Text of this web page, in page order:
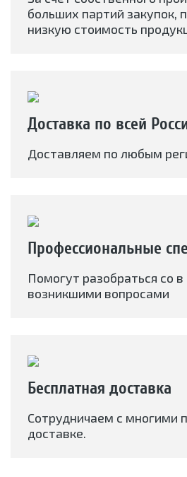
больших партий закупок,
низкую стоимость
Доставка по всей
Доставляем по любым
Профессиональные
Помогут разобраться со
возникшими вопросами
Бесплатная доставка
Сотрудничаем с многими
доставке.